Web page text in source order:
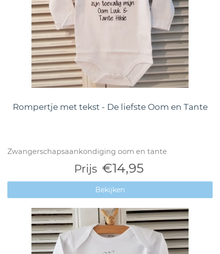
Rompertje met tekst - De liefste Oom en Tante
Zwangerschapsaankondiging oom en tante
Prijs €14,95
Bekijken